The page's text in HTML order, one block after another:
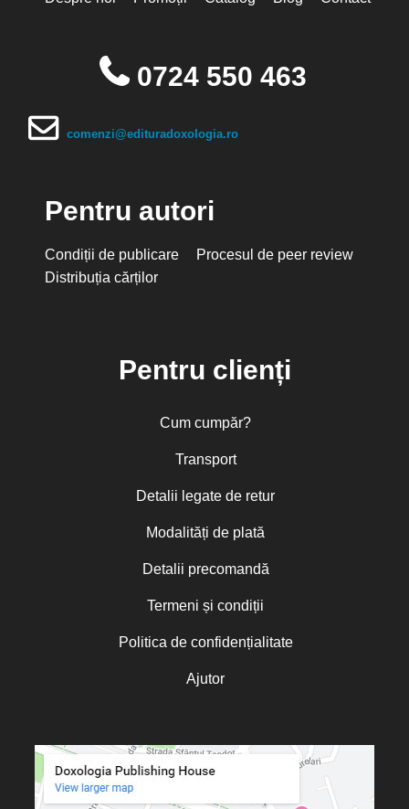
0724 550 463
comenzi@edituradoxologia.ro
Pentru autori
Condiții de publicare
Procesul de peer review
Distribuția cărților
Pentru clienți
Cum cumpăr?
Transport
Detalii legate de retur
Modalități de plată
Detalii precomandă
Termeni și condiții
Politica de confidențialitate
Ajutor